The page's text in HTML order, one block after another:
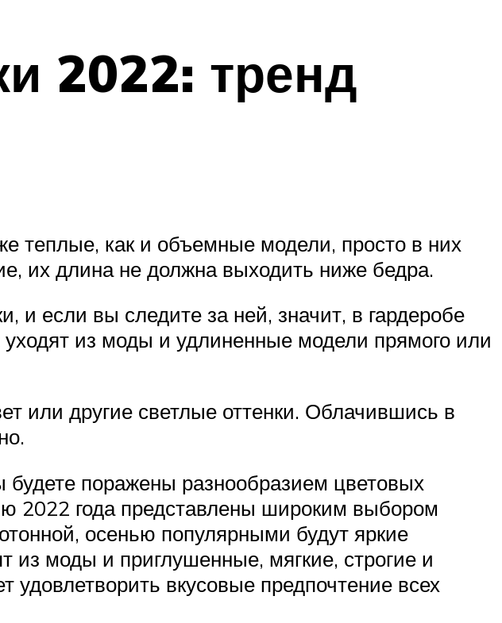
2022: тренд
теплые, как и объемные модели, просто в них
их длина не должна выходить ниже бедра.
и если вы следите за ней, значит, в гардеробе
из моды и удлиненные модели прямого или
или другие светлые оттенки. Облачившись в
поражены разнообразием цветовых
2022 года представлены широким выбором
осенью популярными будут яркие
моды и приглушенные, мягкие, строгие и
удовлетворить вкусовые предпочтение всех